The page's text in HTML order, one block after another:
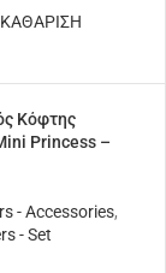
Κόφτης
Princess –
- Accessories,
- Set